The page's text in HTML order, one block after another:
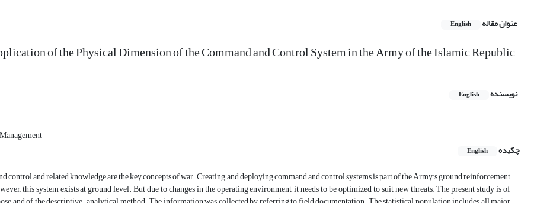
عنوان مقاله English
of the Physical Dimension of the Command and Control System in the Army of the Islamic Republic
نویسنده English
چکیده
English
control and related knowledge are the key concepts of war. Creating and deploying command and control systems is part of the Army's ground reinforcement
this system exists at ground level. But due to changes in the operating environment, it needs to be optimized to suit new threats. The present study is of